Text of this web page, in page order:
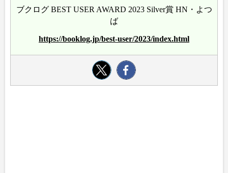
ブクログ BEST USER AWARD 2023 Silver賞 HN・よつ
ば
https://booklog.jp/best-user/2023/index.html